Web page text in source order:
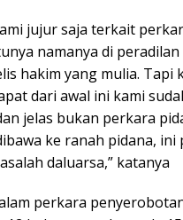
jujur saja terkait
namanya di
hakim yang mulia. Tapi
dari awal ini kami
jelas bukan perkara
ke ranah pidana, ini
daluarsa,” katanya
perkara